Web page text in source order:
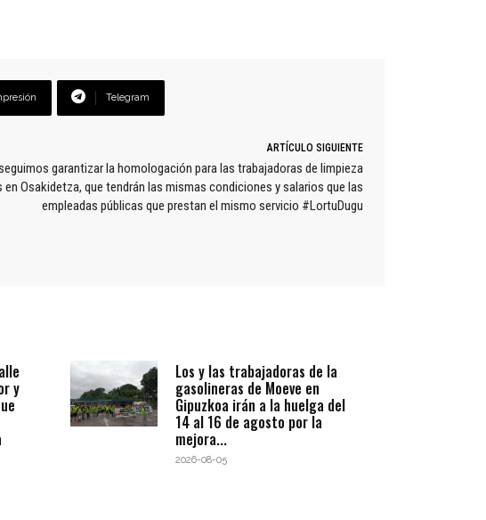
Telegram
ARTÍCULO SIGUIENTE
garantizar la homologación para las trabajadoras de limpieza
Osakidetza, que tendrán las mismas condiciones y salarios que las
empleadas públicas que prestan el mismo servicio #LortuDugu
y
Los y las trabajadoras de la
gasolineras de Moeve en
Gipuzkoa irán a la huelga del
14 al 16 de agosto por la
mejora...
2026-08-05